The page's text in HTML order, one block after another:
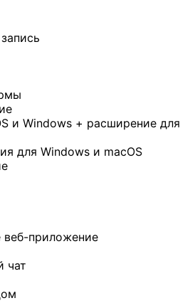
и Windows + расширение для
для Windows и macOS
веб-приложение
чат